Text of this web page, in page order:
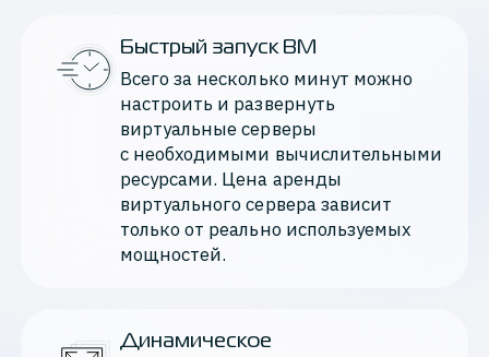
Быстрый запуск ВМ
Всего за несколько минут можно
настроить и развернуть
виртуальные серверы
с необходимыми вычислительными
ресурсами. Цена аренды
виртуального сервера зависит
только от реально используемых
мощностей.
Динамическое